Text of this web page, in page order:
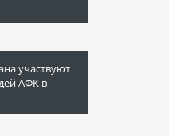
участвуют
АФК в